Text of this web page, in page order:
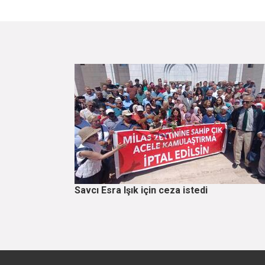
Savcı Esra Işık için ceza istedi